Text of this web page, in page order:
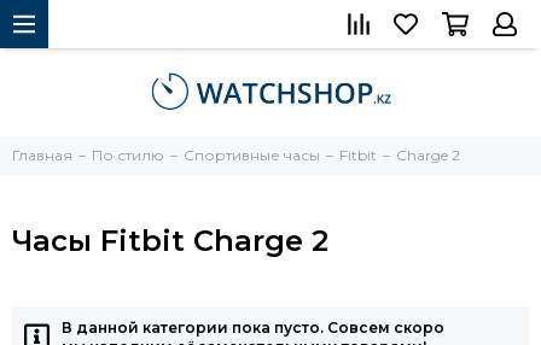
Главная По стилю Спортивные часы Fitbit Charge 2
Часы Fitbit Charge 2
В данной категории пока пусто. Совсем скоро